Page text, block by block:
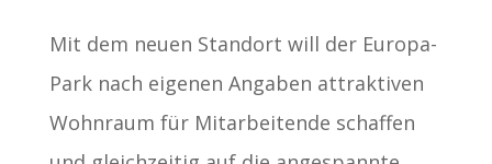
Mit dem neuen Standort will der Europa-
Park nach eigenen Angaben attraktiven
Wohnraum für Mitarbeitende schaffen